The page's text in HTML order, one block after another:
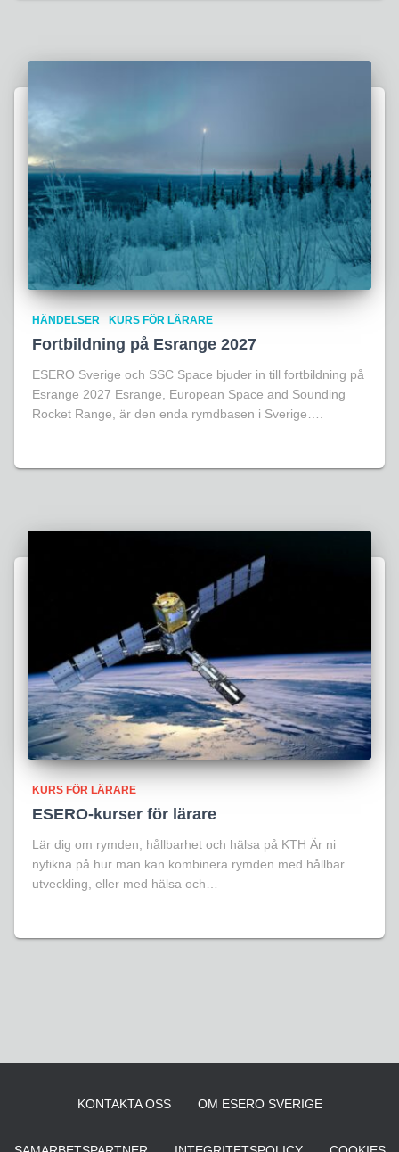
HÄNDELSER KURS FÖR LÄRARE
Fortbildning på Esrange 2027
ESERO Sverige och SSC Space bjuder in till fortbildning på
Esrange 2027 Esrange, European Space and Sounding
Rocket Range, är den enda rymdbasen i Sverige….
KURS FÖR LÄRARE
ESERO-kurser för lärare
Lär dig om rymden, hållbarhet och hälsa på KTH Är ni
nyfikna på hur man kan kombinera rymden med hållbar
utveckling, eller med hälsa och…
KONTAKTA OSS OM ESERO SVERIGE